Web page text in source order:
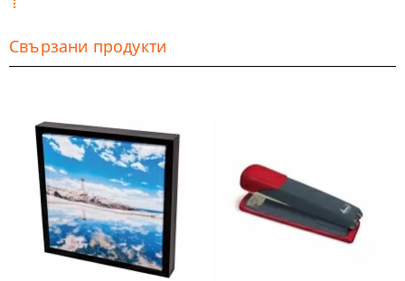
Свързани продукти